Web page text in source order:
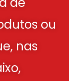
ou
nas